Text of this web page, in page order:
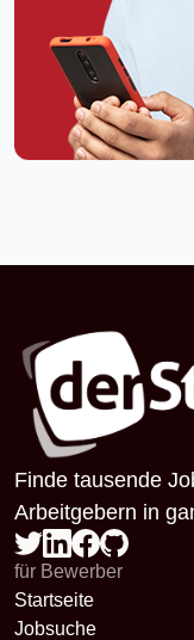
Finde tausende
Arbeitgebern in
für Bewerber
Startseite
Jobsuche